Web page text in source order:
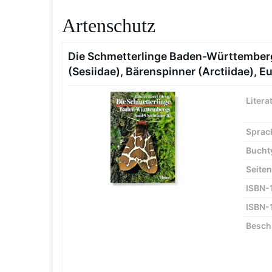
Artenschutz
Die Schmetterlinge Baden-
(Sesiidae), Bärenspinner (Arctiidae),
ISBN-
ISBN-